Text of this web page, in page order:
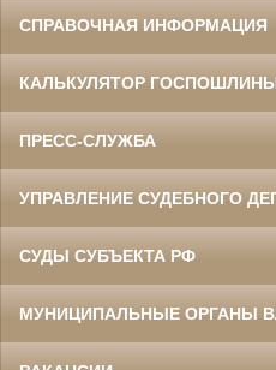
СПРАВОЧНАЯ ИНФОРМАЦИЯ
КАЛЬКУЛЯТОР
ПРЕСС-СЛУЖБА
УПРАВЛЕНИЕ СУДЕБНОГО
СУДЫ СУБЪЕКТА РФ
МУНИЦИПАЛЬНЫЕ ОРГАНЫ